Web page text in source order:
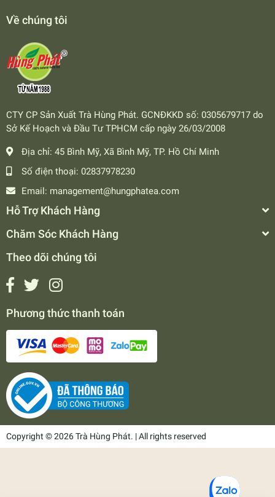
Về chúng tôi
CTY CP Sản Xuất Trà Hùng Phát. GCNĐKKD số: 0305679717 do
Sở Kế Hoạch và Đầu Tư TPHCM cấp ngày 26/03/2008
Địa chỉ: 45 Bình Mỹ, Xã Bình Mỹ, TP. Hồ Chí Minh
Số điện thoại: 02837978230
Email: management@hungphatea.com
Hỗ Trợ Khách Hàng
Chăm Sóc Khách Hàng
Theo dõi chúng tôi
Phương thức thanh toán
Copyright © 2026 Trà Hùng Phát. | All rights reserved